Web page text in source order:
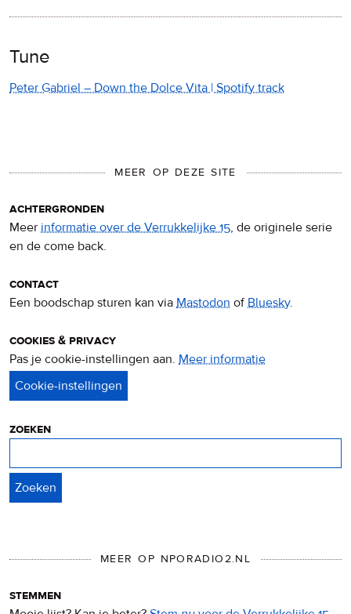
Tune
Peter Gabriel – Down the Dolce Vita | Spotify track
MEER OP DEZE SITE
achtergronden
Meer informatie over de Verrukkelijke 15, de originele serie
en de come back.
contact
Een boodschap sturen kan via Mastodon of Bluesky.
cookies & privacy
Pas je cookie-instellingen aan. Meer informatie
zoeken
MEER OP NPORADIO2.NL
stemmen